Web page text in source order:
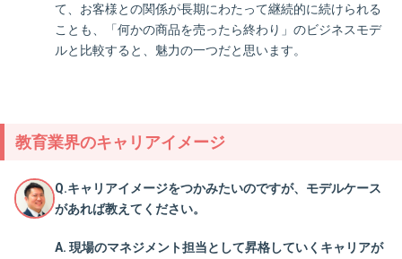
て、お客様との関係が長期にわたって継続的に続けられる
ことも、「何かの商品を売ったら終わり」のビジネスモデ
ルと比較すると、魅力の一つだと思います。
教育業界のキャリアイメージ
Q.キャリアイメージをつかみたいのですが、モデルケース
があれば教えてください。
A. 現場のマネジメント担当として昇格していくキャリアが